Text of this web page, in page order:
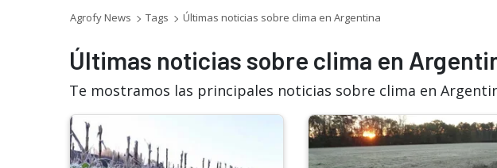
Agrofy News Tags Últimas noticias sobre clima en Argentina
Últimas noticias sobre clima en
Te mostramos las principales noticias sobre clima en